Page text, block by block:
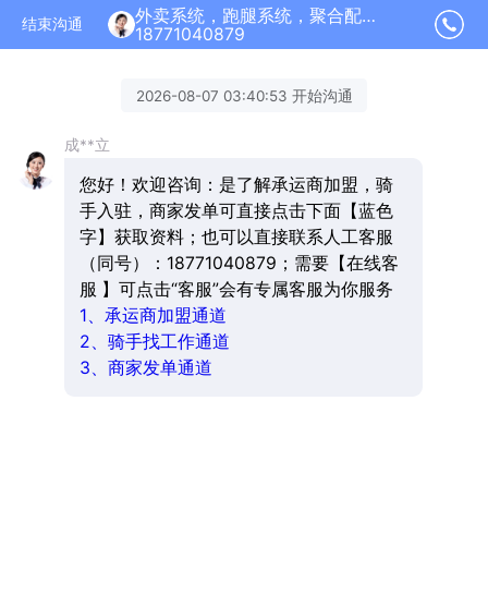
结束沟通
外卖系统，跑腿系统，聚合配送加盟正在为您服务
18771040879
2026-08-07 03:40:53 开始沟通
成**立
您好！欢迎咨询：是了解承运商加盟，骑
手入驻，商家发单可直接点击下面【蓝色
字】获取资料；也可以直接联系人工客服
（同号）：18771040879；需要【在线客
服 】可点击“客服”会有专属客服为你服务
1、承运商加盟通道
2、骑手找工作通道
3、商家发单通道